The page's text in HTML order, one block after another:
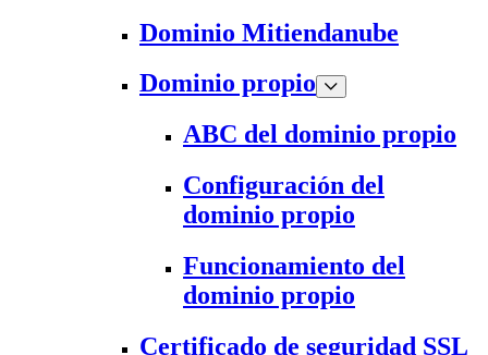
Dominio Mitiendanube
Dominio propio
ABC del dominio propio
Configuración del
dominio propio
Funcionamiento del
dominio propio
Certificado de seguridad SSL